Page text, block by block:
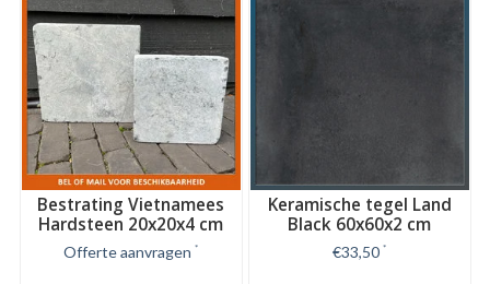
Bestrating Vietnamees
Hardsteen 20x20x4 cm
Offerte aanvragen *
Keramische tegel Land
Black 60x60x2 cm
€33,50 *